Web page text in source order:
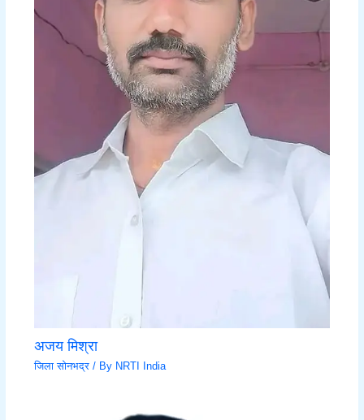
अजय मिश्रा
जिला सोनभद्र/ By NRTI India